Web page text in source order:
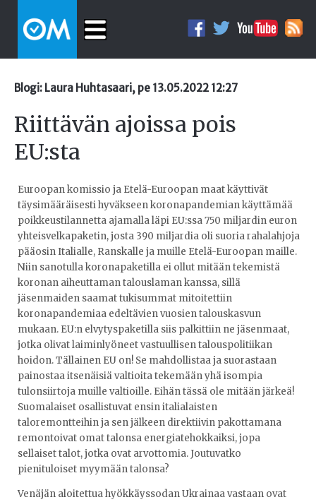
Blogi: Laura Huhtasaari, pe 13.05.2022 12:27
Riittävän ajoissa pois
EU:sta
Euroopan komissio ja Etelä-Euroopan maat käyttivät
täysimääräisesti hyväkseen koronapandemian käyttämää
poikkeustilannetta ajamalla läpi EU:ssa 750 miljardin euron
yhteisvelkapaketin, josta 390 miljardia oli suoria rahalahjoja
pääosin Italialle, Ranskalle ja muille Etelä-Euroopan maille.
Niin sanotulla koronapaketilla ei ollut mitään tekemistä
koronan aiheuttaman talouslaman kanssa, sillä
jäsenmaiden saamat tukisummat mitoitettiin
koronapandemiaa edeltävien vuosien talouskasvun
mukaan. EU:n elvytyspaketilla siis palkittiin ne jäsenmaat,
jotka olivat laiminlyöneet vastuullisen talouspolitiikan
hoidon. Tällainen EU on! Se mahdollistaa ja suorastaan
painostaa itsenäisiä valtioita tekemään yhä isompia
tulonsiirtoja muille valtioille. Eihän tässä ole mitään järkeä!
Suomalaiset osallistuvat ensin italialaisten
taloremontteihin ja sen jälkeen direktiivin pakottamana
remontoivat omat talonsa energiatehokkaiksi, jopa
sellaiset talot, jotka ovat arvottomia. Joutuvatko
pienituloiset myymään talonsa?
Venäjän aloitettua hyökkäyssodan Ukrainaa vastaan ovat